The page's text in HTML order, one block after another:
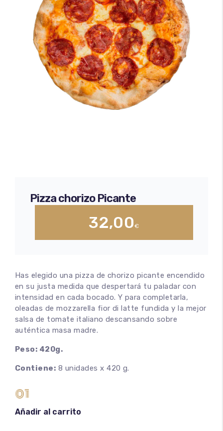
Minipizzas
Empanadas
Bases de pizza
Certificado Seguridad Alimentaria
Envíos y devoluciones
Pizza chorizo Picante
32,00€
Has elegido una pizza de chorizo picante encendido
en su justa medida que despertará tu paladar con
intensidad en cada bocado. Y para completarla,
oleadas de mozzarella fior di latte fundida y la mejor
salsa de tomate italiano descansando sobre
auténtica masa madre.
Peso: 420g.
Contiene: 8 unidades x 420 g.
01
Añadir al carrito